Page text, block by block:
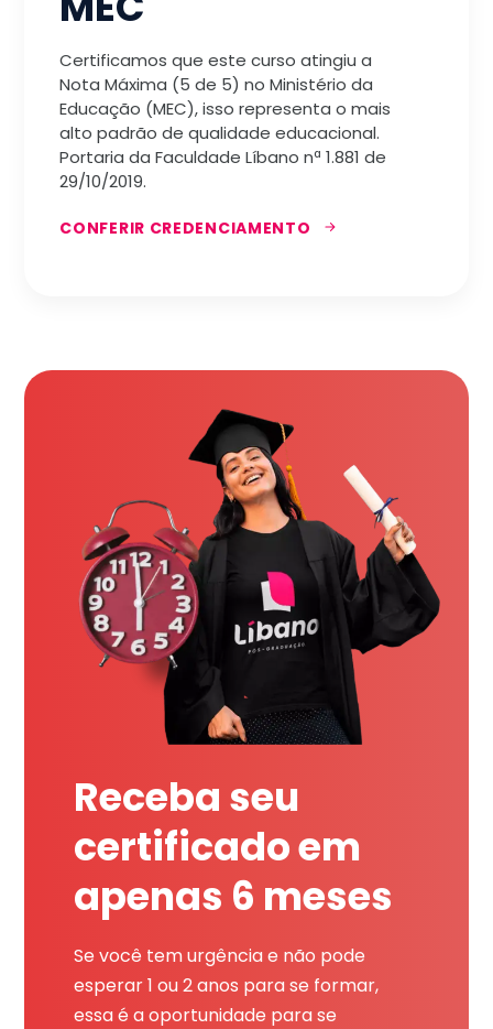
Certificamos que este curso atingiu a
Nota Máxima (5 de 5) no Ministério da
Educação (MEC), isso representa o mais
alto padrão de qualidade educacional.
Portaria da Faculdade Líbano nª 1.881 de
29/10/2019.
CONFERIR CREDENCIAMENTO
Receba seu
certificado em
apenas 6 meses
Se você tem urgência e não pode
esperar 1 ou 2 anos para se formar,
essa é a oportunidade para se